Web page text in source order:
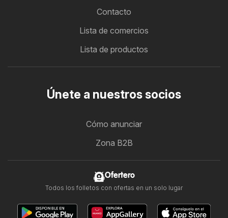
Contacto
Lista de comercios
Lista de productos
Únete a nuestros socios
Cómo anunciar
Zona B2B
Ofertero
Todos los folletos con ofertas en un solo lugar